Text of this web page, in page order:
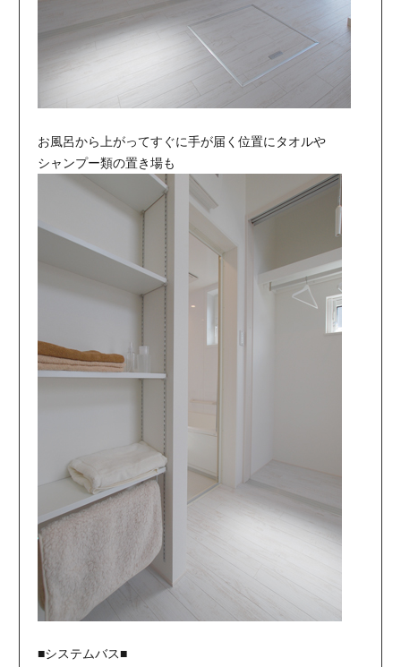
お風呂から上がってすぐに手が届く位置にタオルや
シャンプー類の置き場も
■システムバス■